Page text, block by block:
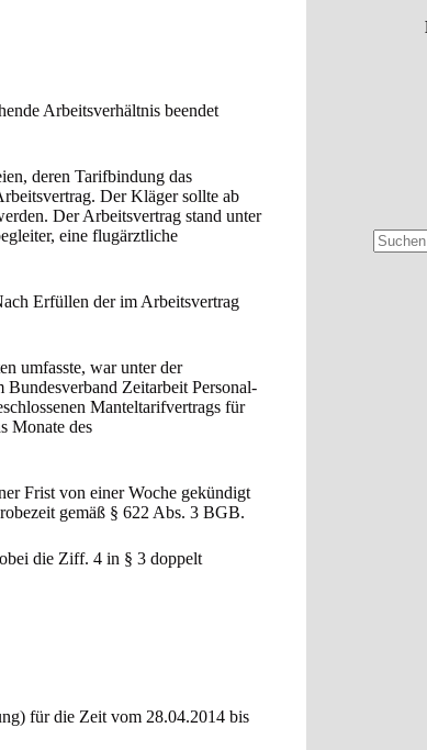
Arbeitsverhältnis beendet
deren Tarifbindung das
Der Kläger sollte ab
Der Arbeitsvertrag stand unter
eine flugärztliche
Erfüllen der im Arbeitsvertrag
umfasste, war unter der
Zeitarbeit Personal-
Manteltarifvertrags für
Monate des
Frist von einer Woche gekündigt
gemäß § 622 Abs. 3 BGB.
die Ziff. 4 in § 3 doppelt
für die Zeit vom 28.04.2014 bis